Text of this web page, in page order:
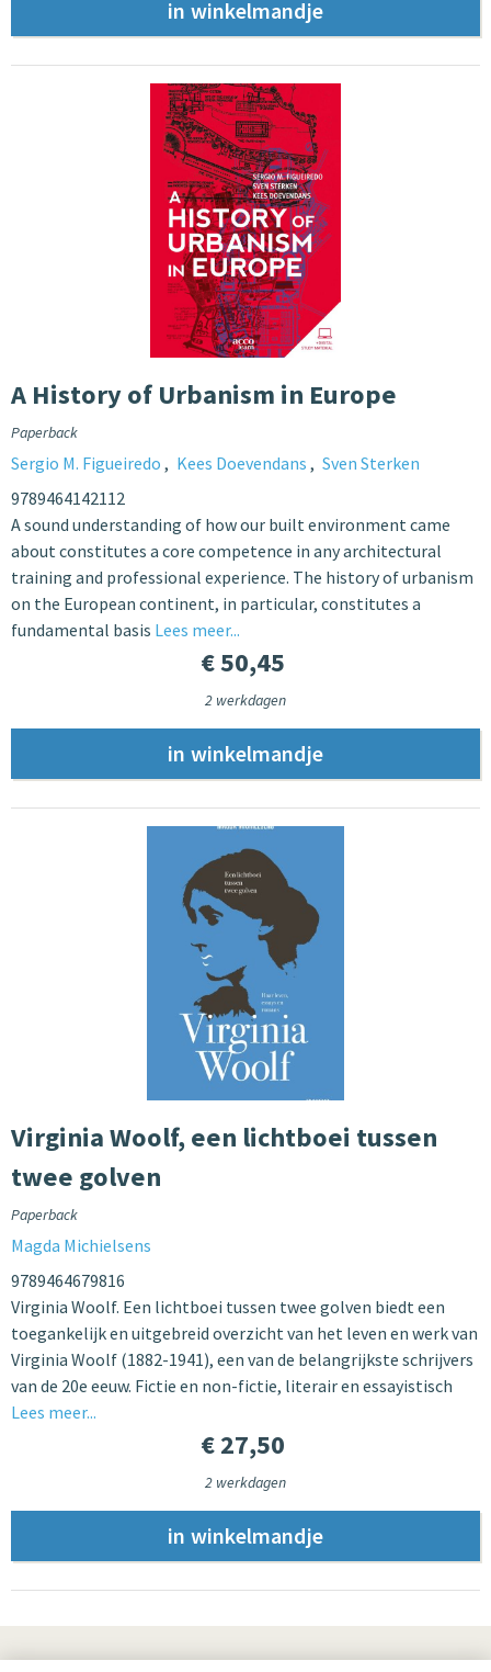
A History of Urbanism in Europe
Paperback
Sergio M. Figueiredo Kees Doevendans
Sven Sterken
9789464142112
A sound understanding of how our built environment came
about constitutes a core competence in any architectural
training and professional experience. The history of urbanism
on the European continent, in particular, constitutes a
fundamental basis Lees meer...
€ 50,45
2 werkdagen
Virginia Woolf, een lichtboei tussen
twee golven
Paperback
Magda Michielsens
9789464679816
Virginia Woolf. Een lichtboei tussen twee golven biedt een
toegankelijk en uitgebreid overzicht van het leven en werk van
Virginia Woolf (1882-1941), een van de belangrijkste schrijvers
van de 20e eeuw. Fictie en non-fictie, literair en essayistisch
Lees meer...
€ 27,50
2 werkdagen